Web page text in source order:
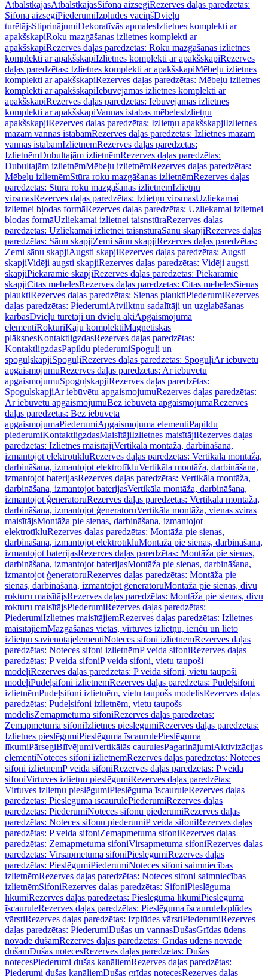
AtbalstkājasAtbalstkājasSifona aizsegiRezerves daļas paredzētas:
Sifona aizsegiPiederumiIzplūdes vāciņšDvieļu
turētājsStiprinājumiDekoratīvās apmalesIzlietnes komplekti ar
apakšskapiRoku mazgāšanas izlietnes komplekti ar
apakšskapiRezerves daļas paredzētas: Roku mazgāšanas izlietnes
komplekti ar apakšskapiIzlietnes komplekti ar apakšskapiRezerves
daļas paredzētas: Izlietnes komplekti ar apakšskapiMēbeļu izlietnes
komplekti ar apakšskapiRezerves daļas paredzētas: Mēbeļu izlietnes
komplekti ar apakšskapiIebūvējamas izlietnes komplekti ar
apakšskapiRezerves daļas paredzētas: Iebūvējamas izlietnes
komplekti ar apakšskapiVannas istabas mēbelesIzlietņu
apakšskapjiRezerves daļas paredzētas: Izlietņu apakšskapjiIzlietnes
mazām vannas istabāmRezerves daļas paredzētas: Izlietnes mazām
vannas istabāmIzlietnēmRezerves daļas paredzētas:
IzlietnēmDubultajām izlietnēmRezerves daļas paredzētas:
Dubultajām izlietnēmMēbeļu izlietnēmRezerves daļas paredzētas:
Mēbeļu izlietnēmStūra roku mazgāšanas izlietnēmRezerves daļas
paredzētas: Stūra roku mazgāšanas izlietnēmIzlietņu
virsmasRezerves daļas paredzētas: Izlietņu virsmasUzliekamai
izlietnei bļodas formāRezerves daļas paredzētas: Uzliekamai izlietnei
bļodas formāUzliekamai izlietnei taisnstūraRezerves daļas
paredzētas: Uzliekamai izlietnei taisnstūraSānu skapjiRezerves daļas
paredzētas: Sānu skapjiZemi sānu skapjiRezerves daļas paredzētas:
Zemi sānu skapjiAugsti skapjiRezerves daļas paredzētas: Augsti
skapjiVidēji augsti skapjiRezerves daļas paredzētas: Vidēji augsti
skapjiPiekaramie skapjiRezerves daļas paredzētas: Piekaramie
skapjiCitas mēbelesRezerves daļas paredzētas: Citas mēbelesSienas
plauktiRezerves daļas paredzētas: Sienas plauktiPiederumiRezerves
daļas paredzētas: PiederumiAtvilktņu sadalītāji un uzglabāšanas
kārbasDvieļu turētāji un dvieļu āķiApgaismojuma
elementiRokturiKāju komplektiMagnētiskās
plāksnesKontaktligzdasRezerves daļas paredzētas:
KontaktligzdasPapildu piederumiSpoguļi un
spoguļskapjiSpoguļiRezerves daļas paredzētas: SpoguļiAr iebūvētu
apgaismojumuRezerves daļas paredzētas: Ar iebūvētu
apgaismojumuSpoguļskapjiRezerves daļas paredzētas:
SpoguļskapjiAr iebūvētu apgaismojumuRezerves daļas paredzētas:
Ar iebūvētu apgaismojumuBez iebūvēta apgaismojumaRezerves
daļas paredzētas: Bez iebūvēta
apgaismojumaPiederumiApgaismojuma elementiPapildu
piederumiKontaktligzdasMaisītājiIzlietnes maisītājiRezerves daļas
paredzētas: Izlietnes maisītājiVertikāla montāža, darbināšana,
izmantojot elektrotīkluRezerves daļas paredzētas: Vertikāla montāža,
darbināšana, izmantojot elektrotīkluVertikāla montāža, darbināšana,
izmantojot baterijasRezerves daļas paredzētas: Vertikāla montāža,
darbināšana, izmantojot baterijasVertikāla montāža, darbināšana,
izmantojot ģeneratoruRezerves daļas paredzētas: Vertikāla montāža,
darbināšana, izmantojot ģeneratoruVertikāla montāža, vienas sviras
maisītājsMontāža pie sienas, darbināšana, izmantojot
elektrotīkluRezerves daļas paredzētas: Montāža pie sienas,
darbināšana, izmantojot elektrotīkluMontāža pie sienas, darbināšana,
izmantojot baterijasRezerves daļas paredzētas: Montāža pie sienas,
darbināšana, izmantojot baterijasMontāža pie sienas, darbināšana,
izmantojot ģeneratoruRezerves daļas paredzētas: Montāža pie
sienas, darbināšana, izmantojot ģeneratoruMontāža pie sienas, divu
rokturu maisītājsRezerves daļas paredzētas: Montāža pie sienas, divu
rokturu maisītājsPiederumiRezerves daļas paredzētas:
PiederumiIzlietnes maisītājiemRezerves daļas paredzētas: Izlietnes
maisītājiemMazgāšanas vietas, virtuves izlietņu, ierīču un lieto
izlietņu savienotājelementiNoteces sifoni izlietnēmRezerves daļas
paredzētas: Noteces sifoni izlietnēmP veida sifoniRezerves daļas
paredzētas: P veida sifoniP veida sifoni, vietu taupoši
modeļiRezerves daļas paredzētas: P veida sifoni, vietu taupoši
modeļiPudeļsifoni izlietnēmRezerves daļas paredzētas: Pudeļsifoni
izlietnēmPudeļsifoni izlietnēm, vietu taupošs modelisRezerves daļas
paredzētas: Pudeļsifoni izlietnēm, vietu taupošs
modelisZemapmetuma sifoniRezerves daļas paredzētas:
Zemapmetuma sifoniIzlietnes pieslēgumiRezerves daļas paredzētas:
Izlietnes pieslēgumiPieslēguma īscaurulePieslēguma
līkumiPārsegiBlīvējumiVertikālās caurulesPagarinājumiAktivizācijas
elementiNoteces sifoni izlietnēmRezerves daļas paredzētas: Noteces
sifoni izlietnēmP veida sifoniRezerves daļas paredzētas: P veida
sifoniVirtuves izlietņu pieslēgumiRezerves daļas paredzētas:
Virtuves izlietņu pieslēgumiPieslēguma īscauruleRezerves daļas
paredzētas: Pieslēguma īscaurulePiederumiRezerves daļas
paredzētas: PiederumiNoteces sifonu piederumiRezerves daļas
paredzētas: Noteces sifonu piederumiP veida sifoniRezerves daļas
paredzētas: P veida sifoniZemapmetuma sifoniRezerves daļas
paredzētas: Zemapmetuma sifoniVirsapmetuma sifoniRezerves daļas
paredzētas: Virsapmetuma sifoniPieslēgumiRezerves daļas
paredzētas: PieslēgumiPiederumiNoteces sifoni saimniecības
izlietnēmRezerves daļas paredzētas: Noteces sifoni saimniecības
izlietnēmSifoniRezerves daļas paredzētas: SifoniPieslēguma
līkumiRezerves daļas paredzētas: Pieslēguma līkumiPieslēguma
īscauruleRezerves daļas paredzētas: Pieslēguma īscauruleIzplūdes
vārstiRezerves daļas paredzētas: Izplūdes vārstiPiederumiRezerves
daļas paredzētas: PiederumiDušas un vannasDušasGrīdas ūdens
novade dušāmRezerves daļas paredzētas: Grīdas ūdens novade
dušāmDušas notecesRezerves daļas paredzētas: Dušas
notecesPiederumi dušas kanāliemRezerves daļas paredzētas:
Piederumi dušas kanāliemDušas grīdas notecesRezerves daļas